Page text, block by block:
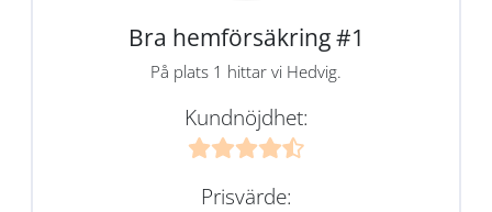
Bra hemförsäkring #1
På plats 1 hittar vi Hedvig.
Kundnöjdhet:
Prisvärde: